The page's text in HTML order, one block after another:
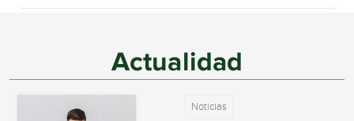
Actualidad
Noticias